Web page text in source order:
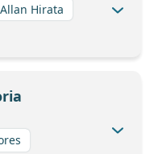
Hirata